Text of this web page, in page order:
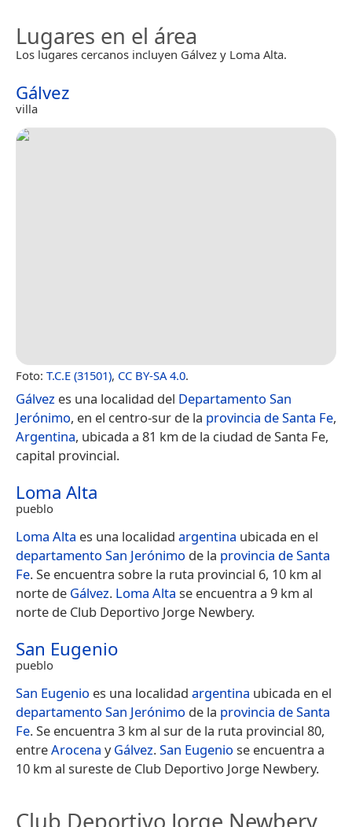
Lugares en el área
Los lugares cercanos incluyen Gálvez y Loma Alta.
Gálvez
villa
Foto: T.C.E (31501), CC BY-SA 4.0.
Gálvez es una localidad del Departamento San
Jerónimo, en el centro-sur de la provincia de Santa Fe,
Argentina, ubicada a 81 km de la ciudad de Santa Fe,
capital provincial.
Loma Alta
pueblo
Loma Alta es una localidad argentina ubicada en el
departamento San Jerónimo de la provincia de Santa
Fe. Se encuentra sobre la ruta provincial 6, 10 km al
norte de Gálvez. Loma Alta se encuentra a 9 km al
norte de Club Deportivo Jorge Newbery.
San Eugenio
pueblo
San Eugenio es una localidad argentina ubicada en el
departamento San Jerónimo de la provincia de Santa
Fe. Se encuentra 3 km al sur de la ruta provincial 80,
entreArocena yGálvez.San Eugenio se encuentra a
10 km al sureste de Club Deportivo Jorge Newbery.
Club Deportivo Jorge Newbery